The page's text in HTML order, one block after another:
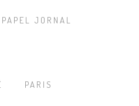
PAPEL JORNAL
PARIS